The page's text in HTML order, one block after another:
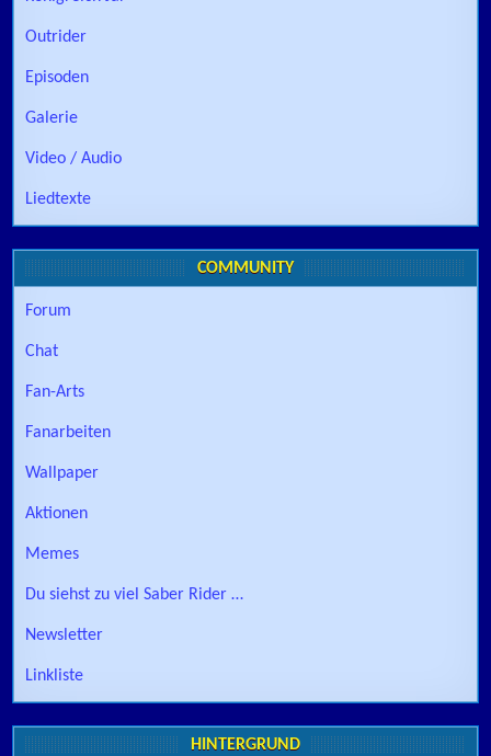
Outrider
Episoden
Galerie
Video / Audio
Liedtexte
COMMUNITY
Forum
Chat
Fan-Arts
Fanarbeiten
Wallpaper
Aktionen
Memes
Du siehst zu viel Saber Rider …
Newsletter
Linkliste
HINTERGRUND